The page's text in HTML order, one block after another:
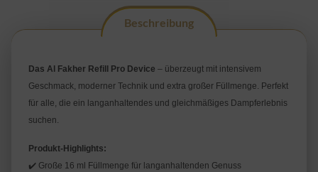
Beschreibung
Das Al Fakher Refill Pro Device – überzeugt mit intensivem
Geschmack, moderner Technik und extra großer Füllmenge. Perfekt
für alle, die ein langanhaltendes und gleichmäßiges Dampferlebnis
suchen.
Produkt-Highlights:
✔️ Große 16 ml Füllmenge für langanhaltenden Genuss